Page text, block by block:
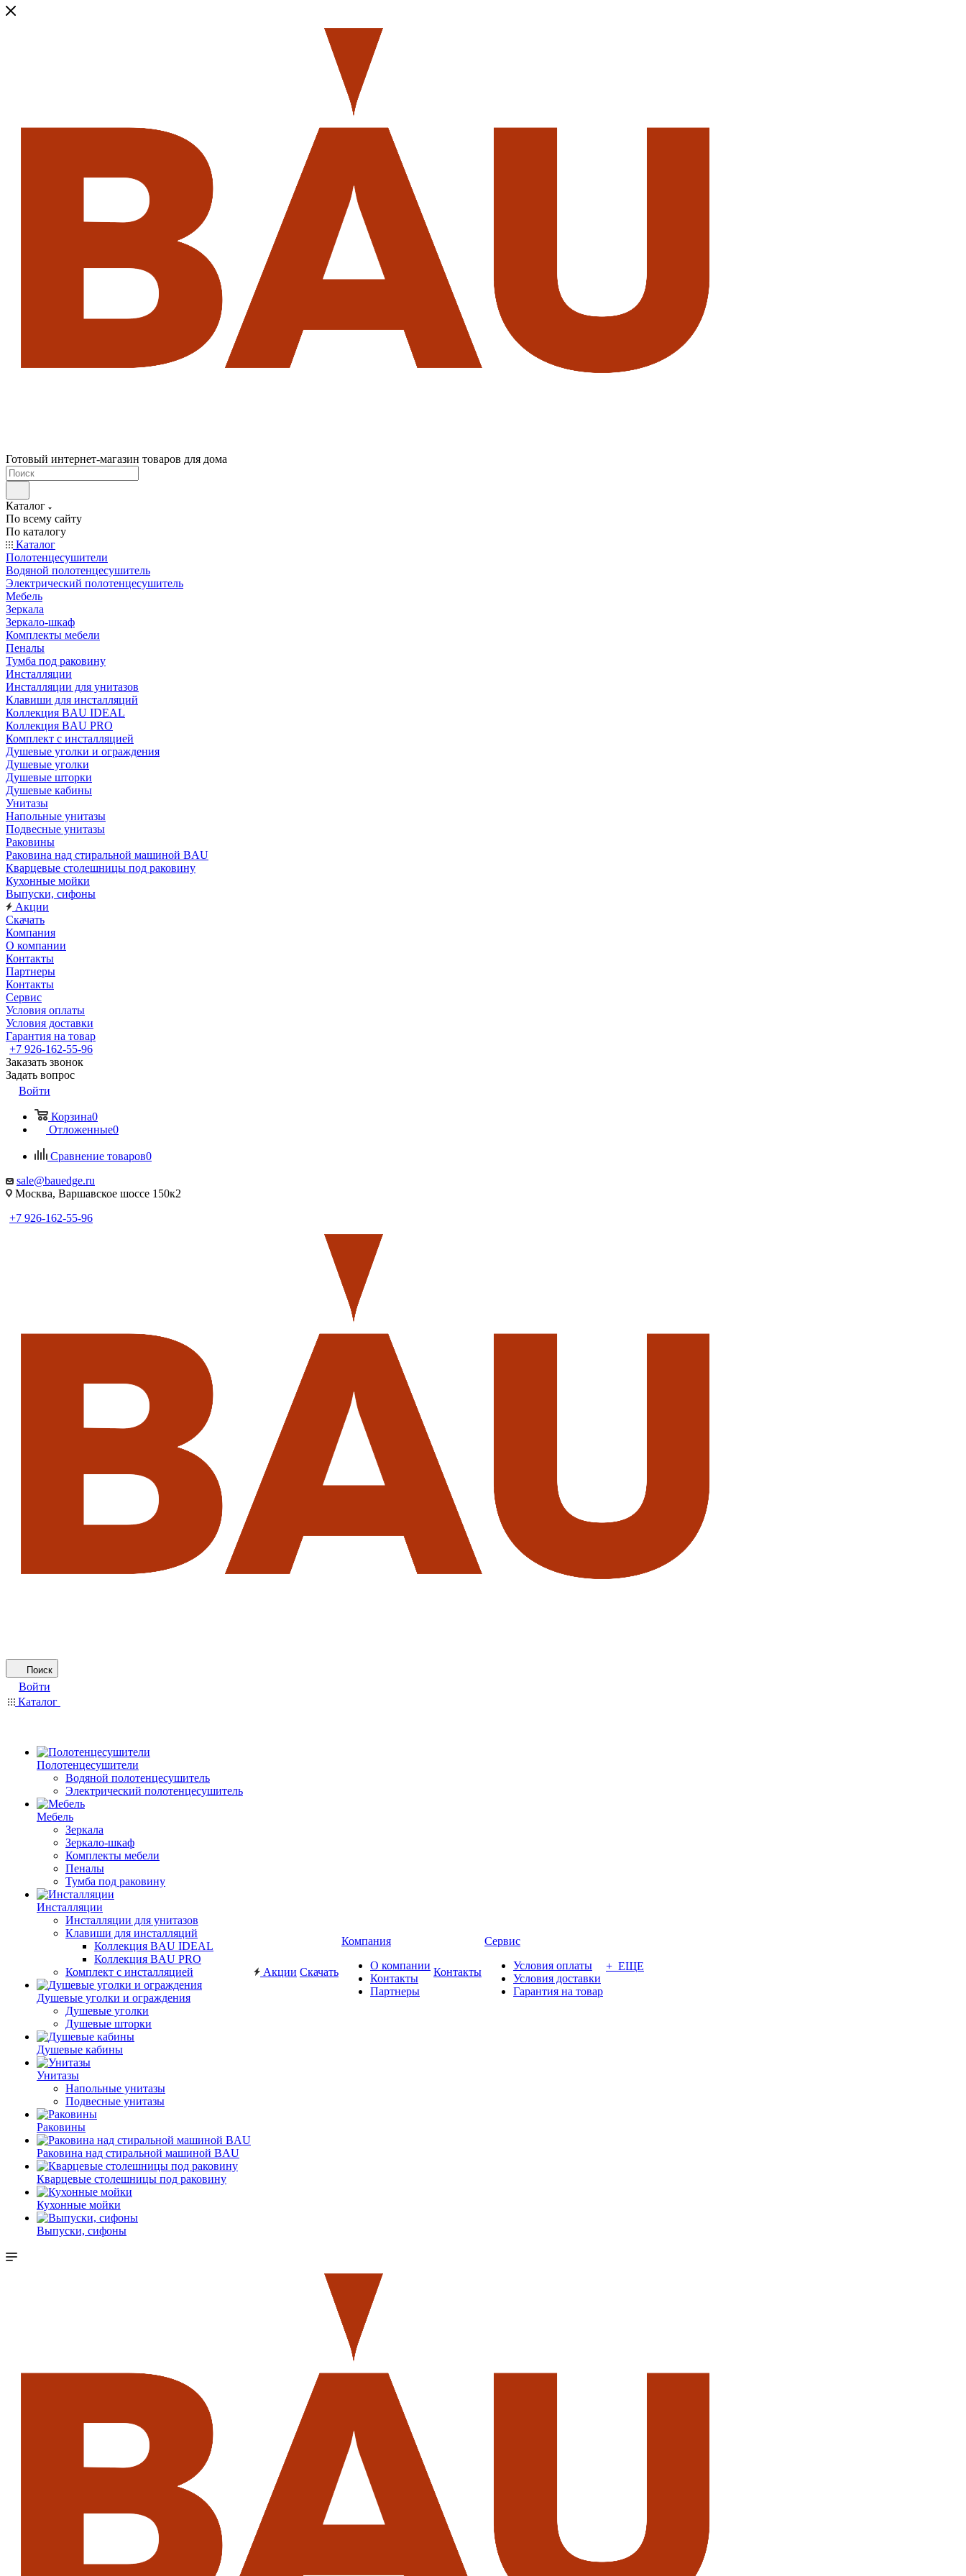
Готовый интернет-магазин товаров для дома
Каталог
По всему сайту
По каталогу
Каталог
Полотенцесушители
Водяной полотенцесушитель
Электрический полотенцесушитель
Мебель
Зеркала
Зеркало-шкаф
Комплекты мебели
Пеналы
Тумба под раковину
Инсталляции
Инсталляции для унитазов
Клавиши для инсталляций
Коллекция BAU IDEAL
Коллекция BAU PRO
Комплект с инсталляцией
Душевые уголки и ограждения
Душевые уголки
Душевые шторки
Душевые кабины
Унитазы
Напольные унитазы
Подвесные унитазы
Раковины
Раковина над стиральной машиной BAU
Кварцевые столешницы под раковину
Кухонные мойки
Выпуски, сифоны
Акции
Скачать
Компания
О компании
Контакты
Партнеры
Контакты
Сервис
Условия оплаты
Условия доставки
Гарантия на товар
+7 926-162-55-96
Заказать звонок
Задать вопрос
Войти
Корзина0
Отложенные0
Сравнение товаров0
sale@bauedge.ru
Москва, Варшавское шоссе 150к2
+7 926-162-55-96
Поиск
Войти
Каталог
Полотенцесушители
Водяной полотенцесушитель
Электрический полотенцесушитель
Мебель
Зеркала
Зеркало-шкаф
Комплекты мебели
Пеналы
Тумба под раковину
Инсталляции
Инсталляции для унитазов
Клавиши для инсталляций
Коллекция BAU IDEAL
Коллекция BAU PRO
Комплект с инсталляцией
Душевые уголки и ограждения
Душевые уголки
Душевые шторки
Душевые кабины
Унитазы
Напольные унитазы
Подвесные унитазы
Раковины
Раковина над стиральной машиной BAU
Кварцевые столешницы под раковину
Кухонные мойки
Выпуски, сифоны
Акции Скачать
Компания
О компании
Контакты
Партнеры
Контакты
Сервис
Условия оплаты
Условия доставки
Гарантия на товар
+ ЕЩЕ